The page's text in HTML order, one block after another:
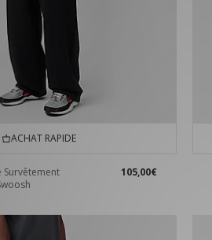
ACHAT RAPIDE
Survêtement
105,00€